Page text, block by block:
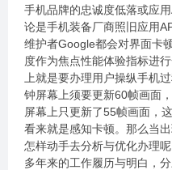
手机品牌的忠诚度低落或应
论是手机装备厂商照旧应用
维护者Google都会对界面卡
度作为焦点性能体验指标进
上就是要办理用户操纵手机
钟屏幕上须要更新60帧画面
屏幕上只更新了55帧画面，
看来就是感知卡顿。那么当
怎样动手去分析与优化办理
多年来的工作履历与明白，